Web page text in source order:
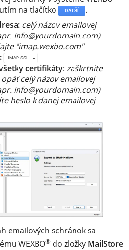
na tlačítko DALŠÍ
.
celý názov emailovej
info@yourdomain.com)
"imap.wexbo.com"
IMAP-SSL
certifikáty: zaškrtnite
opäť celý názov emailovej
info@yourdomain.com)
heslo k danej emailovej
emailových schránok sa
WEXBO® do zložky MailStore